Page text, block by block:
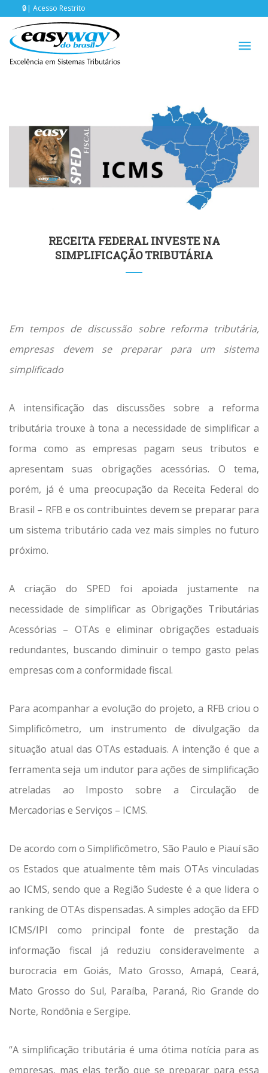
Acesso Restrito
RECEITA FEDERAL INVESTE NA
SIMPLIFICAÇÃO TRIBUTÁRIA
Em tempos de discussão sobre reforma tributária,
empresas devem se preparar para um sistema
simplificado
A intensificação das discussões sobre a reforma
tributária trouxe à tona a necessidade de simplificar a
forma como as empresas pagam seus tributos e
apresentam suas obrigações acessórias. O tema,
porém, já é uma preocupação da Receita Federal do
Brasil – RFB e os contribuintes devem se preparar para
um sistema tributário cada vez mais simples no futuro
próximo.
A criação do SPED foi apoiada justamente na
necessidade de simplificar as Obrigações Tributárias
Acessórias – OTAs e eliminar obrigações estaduais
redundantes, buscando diminuir o tempo gasto pelas
empresas com a conformidade fiscal.
Para acompanhar a evolução do projeto, a RFB criou o
Simplificômetro, um instrumento de divulgação da
situação atual das OTAs estaduais. A intenção é que a
ferramenta seja um indutor para ações de simplificação
atreladas ao Imposto sobre a Circulação de
Mercadorias e Serviços – ICMS.
De acordo com o Simplificômetro, São Paulo e Piauí são
os Estados que atualmente têm mais OTAs vinculadas
ao ICMS, sendo que a Região Sudeste é a que lidera o
ranking de OTAs dispensadas. A simples adoção da EFD
ICMS/IPI como principal fonte de prestação da
informação fiscal já reduziu consideravelmente a
burocracia em Goiás, Mato Grosso, Amapá, Ceará,
Mato Grosso do Sul, Paraíba, Paraná, Rio Grande do
Norte, Rondônia e Sergipe.
“A simplificação tributária é uma ótima notícia para as
empresas, mas elas terão que se preparar para essa